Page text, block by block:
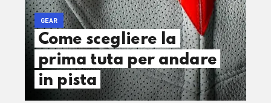
GEAR
Come scegliere la
prima tuta per andare
in pista